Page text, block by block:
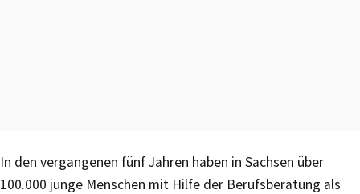
In den vergangenen fünf Jahren haben in Sachsen über
100.000 junge Menschen mit Hilfe der Berufsberatung als